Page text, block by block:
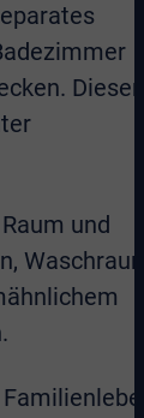
Dieser
und